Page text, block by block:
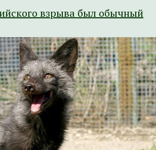
взрыва был обычный